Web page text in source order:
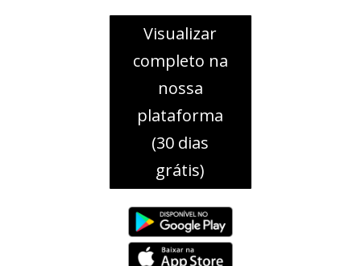
Visualizar
completo na
nossa
plataforma
(30 dias
grátis)